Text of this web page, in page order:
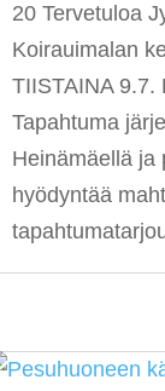
20 Tervetuloa
Koirauimalan
TIISTAINA 9.7.
Tapahtuma
Heinämäellä ja
hyödyntää